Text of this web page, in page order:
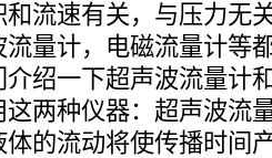
流速有关，与压力无
量计，电磁流量计等
介绍一下超声波流量计
两种仪器：超声波流
的流动将使传播时间